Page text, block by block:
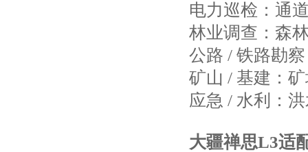
电力巡检：通
林业调查：森
公路 / 铁路勘
矿山 / 基建：
应急 / 水利：
大疆禅思L3适